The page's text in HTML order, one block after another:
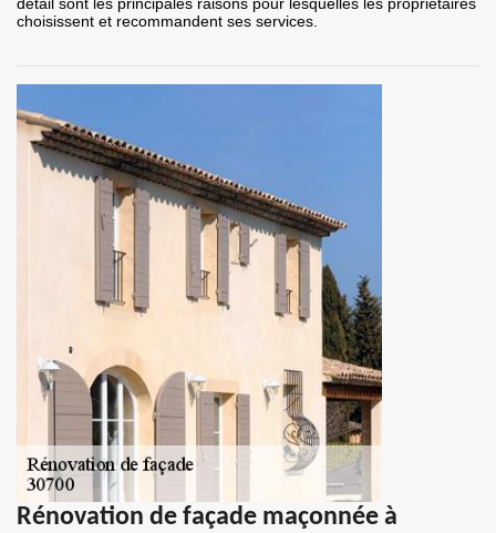
détail sont les principales raisons pour lesquelles les propriétaires
choisissent et recommandent ses services.
Rénovation de façade maçonnée à